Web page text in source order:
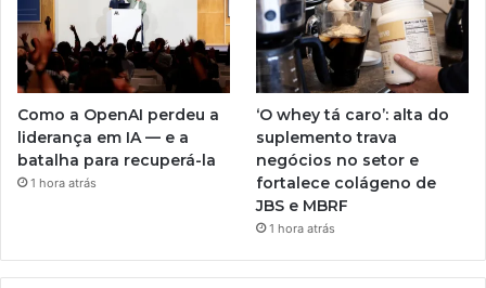
Como a OpenAI perdeu a
liderança em IA — e a
batalha para recuperá-la
1 hora atrás
‘O whey tá caro’: alta do
suplemento trava
negócios no setor e
fortalece colágeno de
JBS e MBRF
1 hora atrás